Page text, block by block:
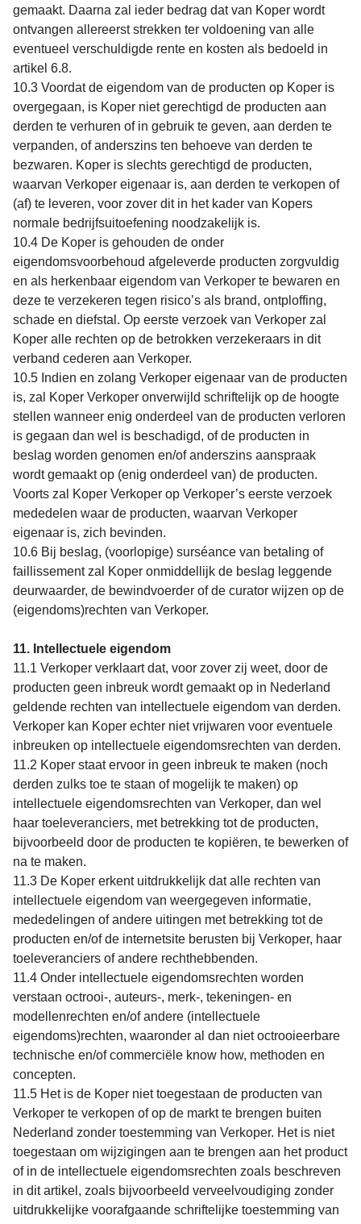
gemaakt. Daarna zal ieder bedrag dat van Koper wordt
ontvangen allereerst strekken ter voldoening van alle
eventueel verschuldigde rente en kosten als bedoeld in
artikel 6.8.
10.3 Voordat de eigendom van de producten op Koper is
overgegaan, is Koper niet gerechtigd de producten aan
derden te verhuren of in gebruik te geven, aan derden te
verpanden, of anderszins ten behoeve van derden te
bezwaren. Koper is slechts gerechtigd de producten,
waarvan Verkoper eigenaar is, aan derden te verkopen of
(af) te leveren, voor zover dit in het kader van Kopers
normale bedrijfsuitoefening noodzakelijk is.
10.4 De Koper is gehouden de onder
eigendomsvoorbehoud afgeleverde producten zorgvuldig
en als herkenbaar eigendom van Verkoper te bewaren en
deze te verzekeren tegen risico’s als brand, ontploffing,
schade en diefstal. Op eerste verzoek van Verkoper zal
Koper alle rechten op de betrokken verzekeraars in dit
verband cederen aan Verkoper.
10.5 Indien en zolang Verkoper eigenaar van de producten
is, zal Koper Verkoper onverwijld schriftelijk op de hoogte
stellen wanneer enig onderdeel van de producten verloren
is gegaan dan wel is beschadigd, of de producten in
beslag worden genomen en/of anderszins aanspraak
wordt gemaakt op (enig onderdeel van) de producten.
Voorts zal Koper Verkoper op Verkoper’s eerste verzoek
mededelen waar de producten, waarvan Verkoper
eigenaar is, zich bevinden.
10.6 Bij beslag, (voorlopige) surséance van betaling of
faillissement zal Koper onmiddellijk de beslag leggende
deurwaarder, de bewindvoerder of de curator wijzen op de
(eigendoms)rechten van Verkoper.
11. Intellectuele eigendom
11.1 Verkoper verklaart dat, voor zover zij weet, door de
producten geen inbreuk wordt gemaakt op in Nederland
geldende rechten van intellectuele eigendom van derden.
Verkoper kan Koper echter niet vrijwaren voor eventuele
inbreuken op intellectuele eigendomsrechten van derden.
11.2 Koper staat ervoor in geen inbreuk te maken (noch
derden zulks toe te staan of mogelijk te maken) op
intellectuele eigendomsrechten van Verkoper, dan wel
haar toeleveranciers, met betrekking tot de producten,
bijvoorbeeld door de producten te kopiëren, te bewerken of
na te maken.
11.3 De Koper erkent uitdrukkelijk dat alle rechten van
intellectuele eigendom van weergegeven informatie,
mededelingen of andere uitingen met betrekking tot de
producten en/of de internetsite berusten bij Verkoper, haar
toeleveranciers of andere rechthebbenden.
11.4 Onder intellectuele eigendomsrechten worden
verstaan octrooi-, auteurs-, merk-, tekeningen- en
modellenrechten en/of andere (intellectuele
eigendoms)rechten, waaronder al dan niet octrooieerbare
technische en/of commerciële know how, methoden en
concepten.
11.5 Het is de Koper niet toegestaan de producten van
Verkoper te verkopen of op de markt te brengen buiten
Nederland zonder toestemming van Verkoper. Het is niet
toegestaan om wijzigingen aan te brengen aan het product
of in de intellectuele eigendomsrechten zoals beschreven
in dit artikel, zoals bijvoorbeeld verveelvoudiging zonder
uitdrukkelijke voorafgaande schriftelijke toestemming van